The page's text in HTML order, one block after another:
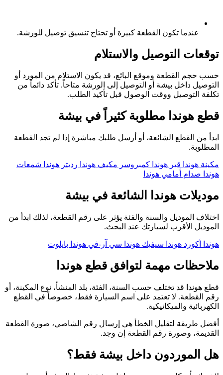
عندما تكون القطعة كبيرة أو تحتاج تنسيق توصيل للورشة.
توقعات التوصيل والاستلام
حسب حجم القطعة وموقع البائع، قد يكون الاستلام من المورد أو
التوصيل داخل بيشة أو التوصيل إلى الورشة متاحاً. تأكد دائماً من
تكلفة التوصيل ووقت الوصول قبل تأكيد الطلب.
قطع هوندا مطلوبة كثيراً في بيشة
ابدأ من القطع الشائعة، أو أرسل طلبك مباشرة إذا لم تجد القطعة
المطلوبة.
مكينة هوندا قير هوندا كمبروسر مكيف هوندا رديتر هوندا شمعات
هوندا صدام أمامي هوندا
موديلات هوندا الشائعة في بيشة
اختلاف الموديل والسنة والفئة يؤثر على رقم القطعة، لذلك ابدأ من
الموديل الأقرب لسيارتك عند البحث.
هوندا أكورد هوندا سيفيك هوندا سي آر-في هوندا بايلوت
ملاحظات مهمة لتوافق قطع هوندا
قطع هوندا قد تختلف حسب السنة، الفئة، بلد المنشأ، نوع المكينة، أو
رقم القطعة. لا تعتمد على اسم السيارة فقط، خصوصاً في القطع
الكهربائية والميكانيكية.
أفضل طريقة لتقليل الخطأ هي إرسال رقم الشاصي، صورة القطعة
القديمة، وصورة رقم القطعة إن وجد.
هل الموردون داخل بيشة فقط؟